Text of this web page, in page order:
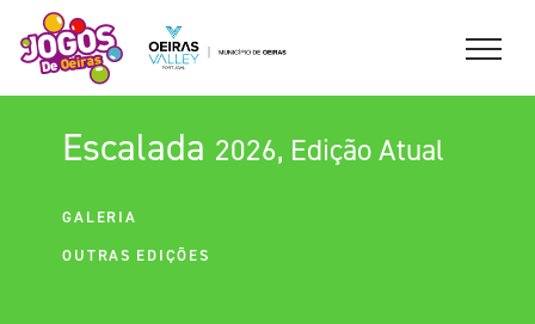
Escalada 2026, Edição Atual
GALERIA
OUTRAS EDIÇÕES